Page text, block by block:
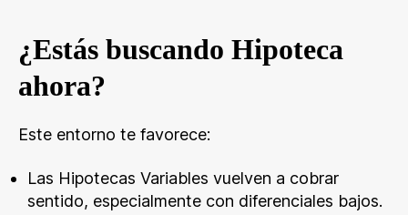
¿Estás buscando Hipoteca
ahora?
Este entorno te favorece:
Las Hipotecas Variables vuelven a cobrar
sentido, especialmente con diferenciales bajos.